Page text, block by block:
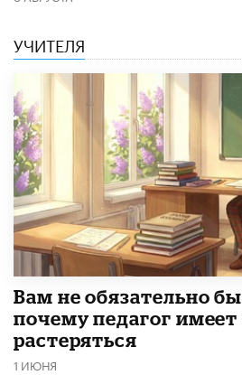
УЧИТЕЛЯ
​Вам не обязательно
почему педагог имеет
растеряться
1 ИЮНЯ